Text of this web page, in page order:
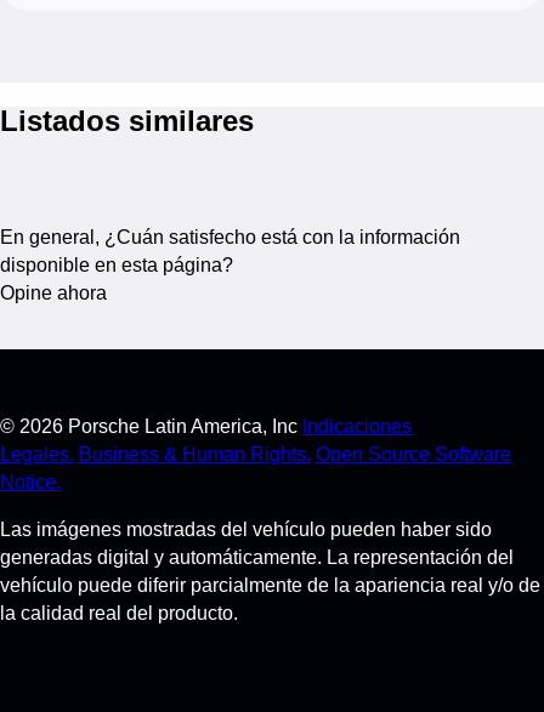
Listados similares
En general, ¿Cuán satisfecho está con la información
disponible en esta página?
Opine ahora
© 2026 Porsche Latin America, Inc Indicaciones
Legales. Business & Human Rights. Open Source Software
Notice.
Las imágenes mostradas del vehículo pueden haber sido
generadas digital y automáticamente. La representación del
vehículo puede diferir parcialmente de la apariencia real y/o de
la calidad real del producto.